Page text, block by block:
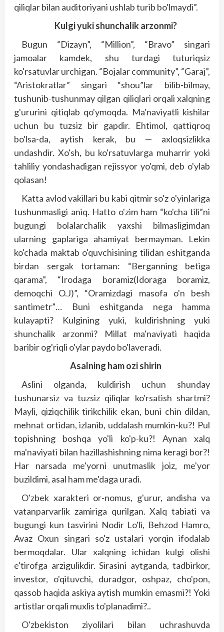
qiliqlar bilan auditoriyani ushlab turib bo'lmaydi”.
Kulgi yuki shunchalik arzonmi?
Bugun “Dizayn”, “Million”, “Bravo” singari
jamoalar kamdek, shu turdagi tuturiqsiz
ko'rsatuvlar urchigan. “Bojalar community”, “Garaj”,
“Aristokratlar” singari “shou”lar bilib-bilmay,
tushunib-tushunmay qilgan qiliqlari orqali xalq­ning
g'ururini qitiqlab qo'ymoqda. Ma'naviyatli kishilar
uchun bu tuzsiz bir gapdir. Ehtimol, qattiqroq
bo'lsa-da, aytish kerak, bu — axloqsizlikka
undashdir. Xo'sh, bu ko'rsatuvlarga muharrir yoki
tahliliy yondashadigan rejissyor yo'qmi, deb o'ylab
qolasan!
Katta avlod vakillari bu kabi qitmir so'z o'yinlariga
tushunmasligi aniq. Hatto o'zim ham “ko'cha tili”ni
bugungi bolalarchalik yaxshi bilmasligimdan
ularning gaplariga ahamiyat bermayman. Lekin
ko'chada maktab o'quvchisining tilidan eshitganda
birdan sergak tortaman: “Berganning betiga
qarama”, “Irodaga boramiz(Idoraga boramiz,
demoqchi O.J)”, “Oramizdagi masofa o'n besh
santimetr”… Buni eshitganda nega hamma
kulayapti? Kulgining yuki, kuldirishning yuki
shunchalik arzonmi? Millat ma'naviyati haqida
baribir og'riqli o'ylar paydo bo'laveradi.
Asalning ham ozi shirin
Aslini olganda, kuldirish uchun shunday
tushunarsiz va tuzsiz qiliqlar ko'rsatish shartmi?
Mayli, qiziqchilik tirikchilik ekan, buni chin dildan,
mehnat ortidan, izlanib, uddalash mumkin-ku?! Pul
topishning boshqa yo'li ko'p-ku?! Aynan xalq
ma'naviyati bilan hazillashishning nima keragi bor?!
Har narsada me'yor­ni unutmaslik joiz, me'yor
buzildimi, asal ham me'daga uradi.
O'zbek xarakteri or-nomus, g'urur, andisha va
vatanparvarlik zamiriga qurilgan. Xalq tabiati va
bugungi kun tasvirini Nodir Lo'li, Behzod Hamro,
Avaz Oxun singari so'z ustalari yorqin ifodalab
bermoqdalar. Ular xalq­ning ichidan kulgi olishi
e'tirofga arzigulikdir. Sirasini aytganda, tadbirkor,
investor, o'qi­tuvchi, duradgor, oshpaz, cho'pon,
qassob haqida askiya aytish mumkin emasmi?! Yoki
artistlar orqali muxlis to'planadimi?..
O'zbekiston ziyolilari bilan uchrashuvda